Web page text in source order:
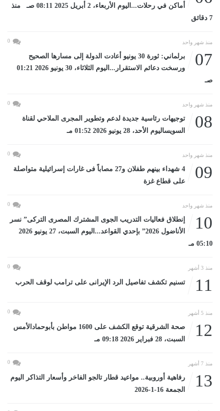
أماكن في رحلات...اليوم الأربعاء، 2 أبريل 2025 08:11 صـ منذ
7 دقائق
منذ شهر واحد 0
07
برلماني: ثورة 30 يونيو أعادت الدولة إلى مسارها الصحيح
ورسخت دعائم الاستقرار...اليوم الثلاثاء، 30 يونيو 2026 01:21
صـ
منذ شهر واحد 0
08
توجيهات رئاسية جديدة لدعم وتطوير المجرى الملاحي لقناة
السويساليوم الأحد، 28 يونيو 2026 01:52 مـ
منذ شهر واحد 0
09
4 شهداء بينهم طفلان و27 مصاباً فى غارات إسرائيلية متواصلة
على قطاع غزة
منذ شهر واحد 0
10
إنطلاق فعاليات التدريب الجوى المشترك المصرى التركى” نسر
الأناضول 2026” بإحدي القواعد...اليوم السبت، 27 يونيو 2026
05:10 مـ
منذ 3 أشهر 0
11 تسنيم تكشف تفاصيل الرد الإيرانى على ترامب لوقف الحرب
منذ 5 أشهر 0
12
صحة الشرقية توقع الكشف على 1600 مواطن بأبوحمادالأمس
السبت، 28 فبراير 2026 09:18 مـ
منذ 7 أشهر 0
13
رفاهية أوروبية.. مواعيد قطار تالجو الفاخر وأسعار التذاكر اليوم
الجمعة 16-1-2026